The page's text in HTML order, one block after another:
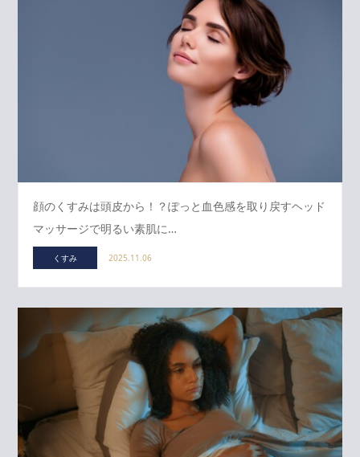
顔のくすみは頭皮から！？ぽっと血色感を取り戻すヘッド
マッサージで明るい素肌に…
くすみ 2025.11.06